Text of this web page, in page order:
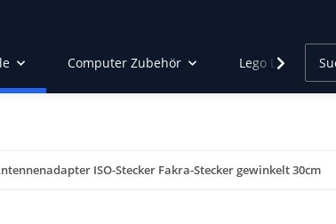
Computer Zubehör Lego Led
ISO-Stecker Fakra-Stecker gewinkelt 30cm